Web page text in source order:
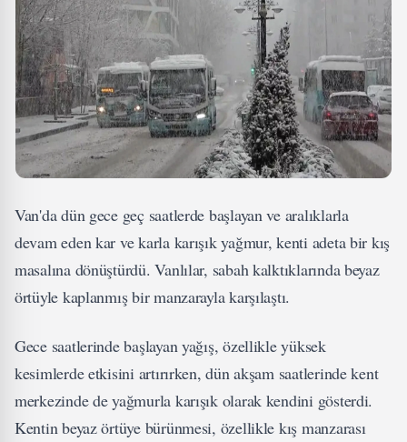
Van'da dün gece geç saatlerde başlayan ve aralıklarla
devam eden kar ve karla karışık yağmur, kenti adeta bir kış
masalına dönüştürdü. Vanlılar, sabah kalktıklarında beyaz
örtüyle kaplanmış bir manzarayla karşılaştı.
Gece saatlerinde başlayan yağış, özellikle yüksek
kesimlerde etkisini artırırken, dün akşam saatlerinde kent
merkezinde de yağmurla karışık olarak kendini gösterdi.
Kentin beyaz örtüye bürünmesi, özellikle kış manzarası